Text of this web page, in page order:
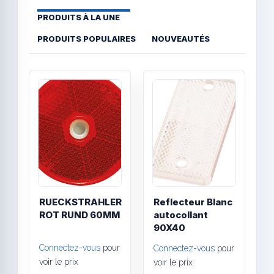
PRODUITS À LA UNE
PRODUITS POPULAIRES NOUVEAUTÉS
Quick View
RUECKSTRAHLER
ROT RUND 60MM
Connectez-vous pour
voir le prix
Reflecteur Blanc
autocollant
90X40
Connectez-vous pour
voir le prix